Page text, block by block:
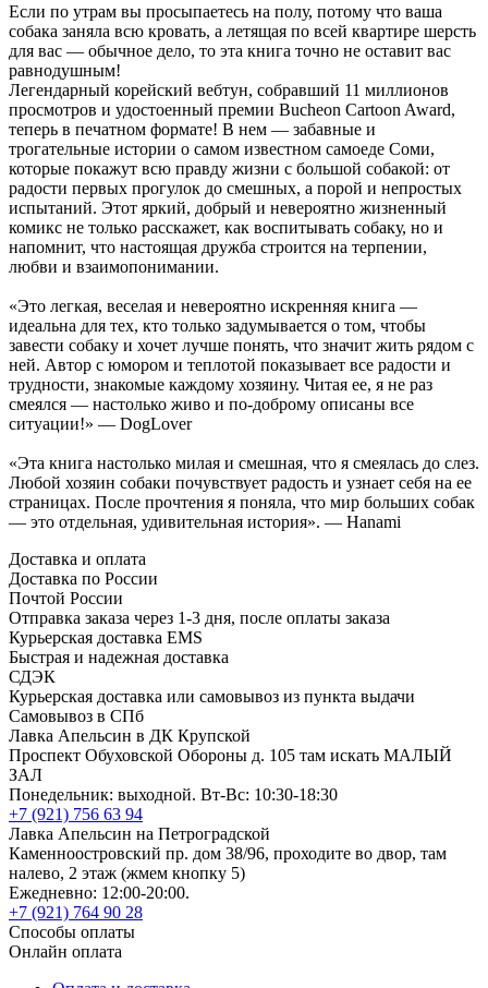
Если по утрам вы просыпаетесь на полу, потому что ваша
собака заняла всю кровать, а летящая по всей квартире шерсть
для вас — обычное дело, то эта книга точно не оставит вас
равнодушным!
Легендарный корейский вебтун, собравший 11 миллионов
просмотров и удостоенный премии Bucheon Cartoon Award,
теперь в печатном формате! В нем — забавные и
трогательные истории о самом известном самоеде Соми,
которые покажут всю правду жизни с большой собакой: от
радости первых прогулок до смешных, а порой и непростых
испытаний. Этот яркий, добрый и невероятно жизненный
комикс не только расскажет, как воспитывать собаку, но и
напомнит, что настоящая дружба строится на терпении,
любви и взаимопонимании.
«Это легкая, веселая и невероятно искренняя книга —
идеальна для тех, кто только задумывается о том, чтобы
завести собаку и хочет лучше понять, что значит жить рядом с
ней. Автор с юмором и теплотой показывает все радости и
трудности, знакомые каждому хозяину. Читая ее, я не раз
смеялся — настолько живо и по-доброму описаны все
ситуации!» — DogLover
«Эта книга настолько милая и смешная, что я смеялась до слез.
Любой хозяин собаки почувствует радость и узнает себя на ее
страницах. После прочтения я поняла, что мир больших собак
— это отдельная, удивительная история». — Hanami
Доставка и оплата
Доставка по России
Почтой России
Отправка заказа через 1-3 дня, после оплаты заказа
Курьерская доставка EMS
Быстрая и надежная доставка
СДЭК
Курьерская доставка или самовывоз из пункта выдачи
Самовывоз в СПб
Лавка Апельсин в ДК Крупской
Проспект Обуховской Обороны д. 105 там искать МАЛЫЙ
ЗАЛ
Понедельник: выходной. Вт-Вс: 10:30-18:30
+7 (921) 756 63 94
Лавка Апельсин на Петроградской
Каменноостровский пр. дом 38/96, проходите во двор, там
налево, 2 этаж (жмем кнопку 5)
Ежедневно: 12:00-20:00.
+7 (921) 764 90 28
Способы оплаты
Онлайн оплата